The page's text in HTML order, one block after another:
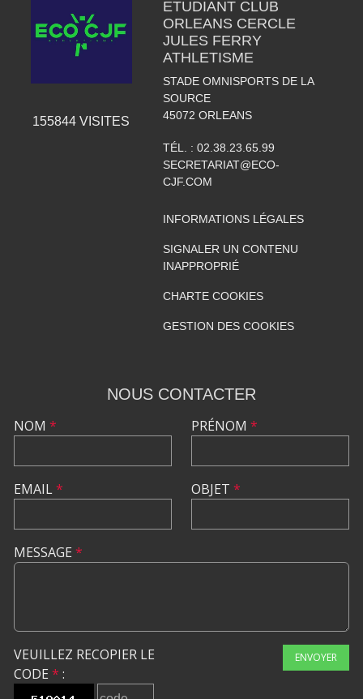
155844 VISITES
ETUDIANT CLUB
ORLEANS CERCLE
JULES FERRY
ATHLETISME
STADE OMNISPORTS DE LA
SOURCE
45072 ORLEANS
TÉL. : 02.38.23.65.99
SECRETARIAT@ECO-
CJF.COM
INFORMATIONS LÉGALES
SIGNALER UN CONTENU
INAPPROPRIÉ
CHARTE COOKIES
GESTION DES COOKIES
NOUS CONTACTER
NOM *
EMAIL*
PRÉNOM *
OBJET *
MESSAGE *
VEUILLEZ RECOPIER LE
CODE * :
ENVOYER